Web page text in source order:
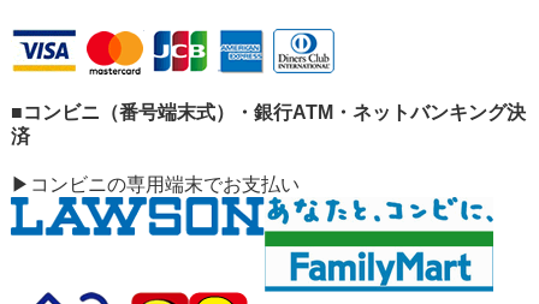
■コンビニ（番号端末式）・銀行ATM・ネットバンキング決
済
▶コンビニの専用端末でお支払い